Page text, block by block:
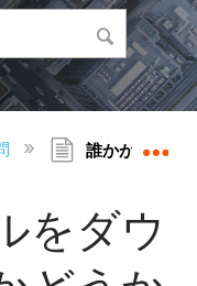
開/折りたたむ
誰かがファイ
をダウ